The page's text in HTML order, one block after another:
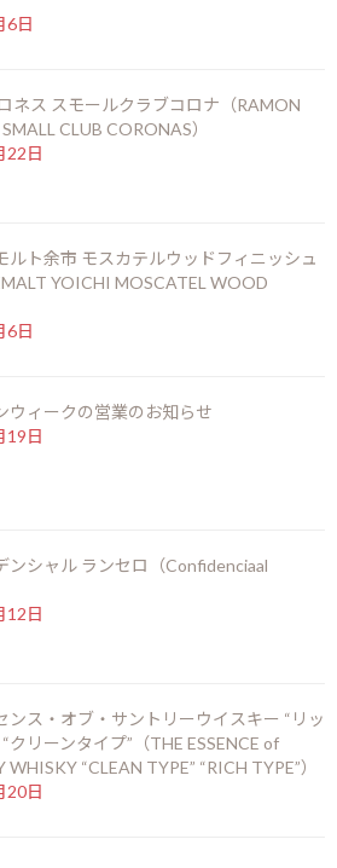
ブ マキシモ ロン
アネホ
ラム酒
キストラ アネホ
6日
ネス スモールクラブコロナ（RAMON
CLUB CORONAS）
22日
ルト余市 モスカテルウッドフィニッシュ
YOICHI MOSCATEL WOOD
6日
ウィークの営業のお知らせ
19日
ンシャル ランセロ（Confidenciaal
12日
ンス・オブ・サントリーウイスキー “リッ
クリーンタイプ”（THE ESSENCE of
WHISKY “CLEAN TYPE” “RICH TYPE”）
20日